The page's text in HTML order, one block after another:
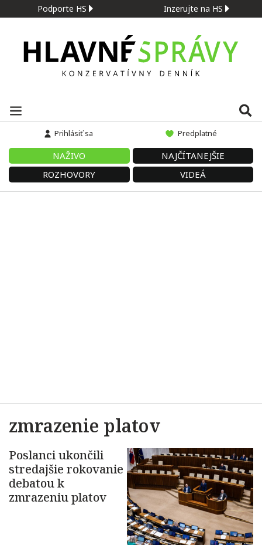
Podporte HS Inzerujte na HS
Prihlásiť sa Predplatné
NAŽIVO
NAJČÍTANEJŠIE
ROZHOVORY
VIDEÁ
zmrazenie platov
Poslanci ukončili
stredajšie rokovanie
debatou k
zmrazeniu platov